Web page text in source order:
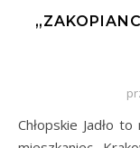
Chłopskie Jadło to restauracja, którą nazwę pewnie każdy